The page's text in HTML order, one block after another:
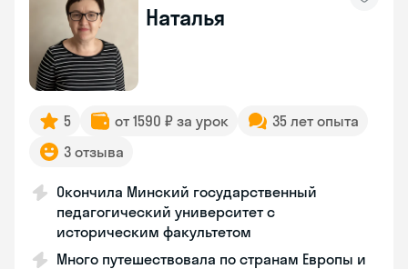
Наталья
5 от 1590 ₽ за урок
35 лет опыта
3 отзыва
Окончила Минский государственный
педагогический университет с
историческим факультетом
Много путешествовала по странам Европы и